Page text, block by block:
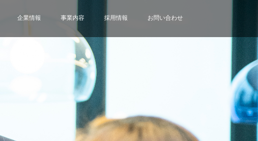
企業情報 事業内容 採用情報 お問い合わせ